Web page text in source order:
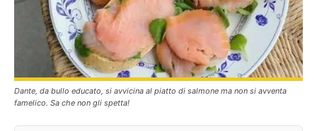
Dante, da bullo educato, si avvicina al piatto di salmone ma non si avventa
famelico. Sa che non gli spetta!